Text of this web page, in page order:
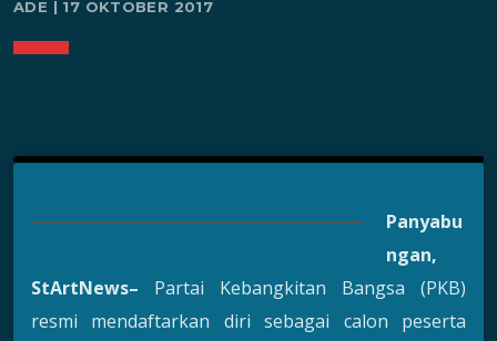
ADE | 17 OKTOBER 2017
Panyabu
ngan,
StArtNews– Partai Kebangkitan Bangsa (PKB)
resmi mendaftarkan diri sebagai calon peserta